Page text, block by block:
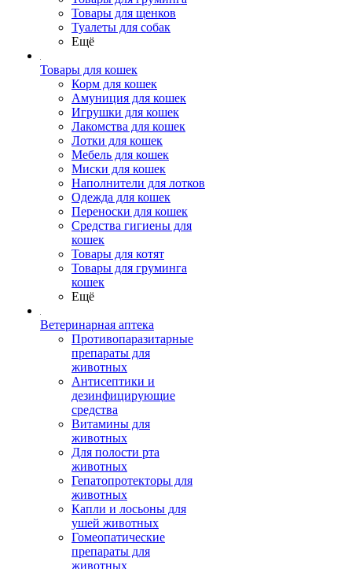
Товары для щенков
Туалеты для собак
Ещё
Товары для кошек
Корм для кошек
Амуниция для кошек
Игрушки для кошек
Лакомства для кошек
Лотки для кошек
Мебель для кошек
Миски для кошек
Наполнители для лотков
Одежда для кошек
Переноски для кошек
Средства гигиены для
кошек
Товары для котят
Товары для груминга
кошек
Ещё
Ветеринарная аптека
Противопаразитарные
препараты для
животных
Антисептики и
дезинфицирующие
средства
Витамины для
животных
Для полости рта
животных
Гепатопротекторы для
животных
Капли и лосьоны для
ушей животных
Гомеопатические
препараты для
животных